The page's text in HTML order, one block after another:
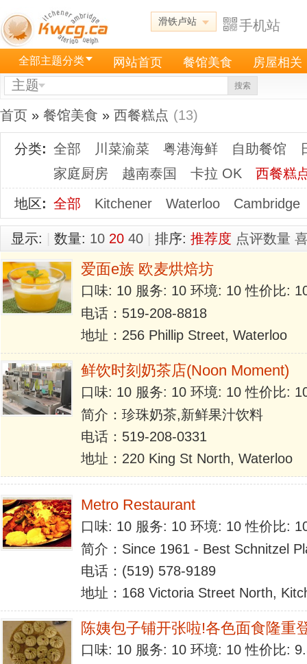
滑铁卢站 手机站
全部主题分类 网站首页 餐馆美食 房屋相关
主题 搜索
首页 » 餐馆美食 » 西餐糕点 (13)
分类: 全部 川菜渝菜 粤港海鲜 自助餐馆
家庭厨房
越南泰国 卡拉 OK
西餐糕
地区: 全部 Kitchener Waterloo Cambridge
显示: 数量: 10 20 40 排序: 推荐度 点评数量
爱面e族 欧麦烘焙坊
口味: 10 服务: 10 环境: 10 性价比:
电话：519-208-8818
地址：256 Phillip Street, Waterloo
鲜饮时刻奶茶店(Noon Moment)
口味: 10 服务: 10 环境: 10 性价比:
简介：珍珠奶茶,新鲜果汁饮料
电话：519-208-0331
地址：220 King St North, Waterloo
Metro Restaurant
口味: 10 服务: 10 环境: 10 性价比:
简介：Since 1961 - Best Schnitzel
电话：(519) 578-9189
地址：168 Victoria Street North,
陈姨包子铺开张啦!各色面食隆重
口味: 10 服务: 10 环境: 10 性价比: